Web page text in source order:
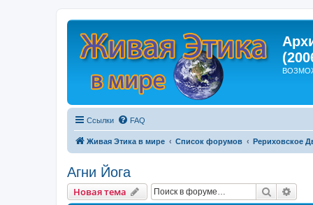
Ссылки FAQ
Живая Этика в мире Список форумов Рериховское
Агни Йога
Новая тема Поиск